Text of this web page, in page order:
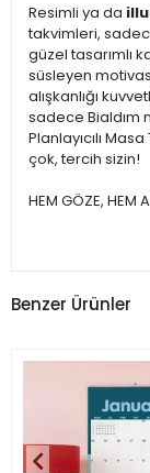
Resimli ya da
takvimleri,
güzel tasarımlı
süsleyen
alışkanlığı
sadece Bialdım
Planlayıcılı
çok, tercih sizin!
HEM GÖZE, HEM
Benzer Ürünler